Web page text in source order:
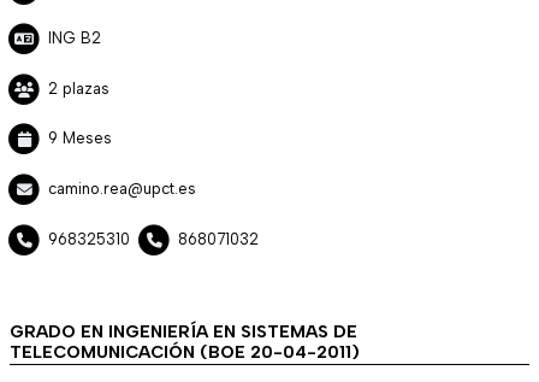
ING B2
2 plazas
9 Meses
camino.rea@upct.es
968325310 868071032
GRADO EN INGENIERÍA EN SISTEMAS DE
TELECOMUNICACIÓN (BOE 20-04-2011)